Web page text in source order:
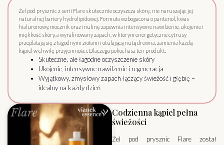
Żel pod prysznic z serii Flare skutecznie oczyszcza skórę, nie naruszając jej
naturalnej bariery hydrolipidowej. Formuła wzbogacona o pantenol, kwas
hialuronowy, mocznik oraz inulinę zapewnia intensywne nawilżenie, ukojenie i
miękkość skóry, a wyrafinowany zapach, w którym energetyczne cytrusy
przeplatają się z łagodnymi ziołami i otulającą nutą drewna, zamienia każdą
kąpiel w chwilę przyjemności. Dlaczego pokochasz ten produkt:
Skuteczne, ale łagodne oczyszczenie skóry
Ukojenie, intensywne nawilżenie i regeneracja
Wyjątkowy, zmysłowy zapach łączący świeżość i głębię –
idealny na każdy dzień
Codzienna kąpiel pełna
świeżości
Żel pod prysznic Flare został